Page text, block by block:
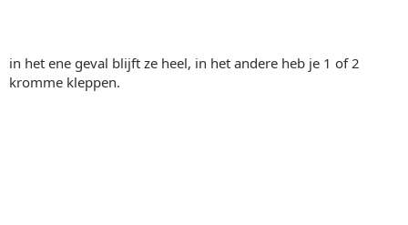
in het ene geval blijft ze heel, in het andere heb je 1 of 2
kromme kleppen.